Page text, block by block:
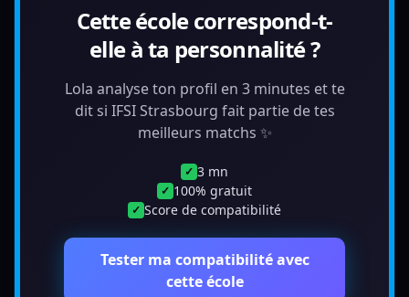
Cette école correspond-t-
elle à ta personnalité ?
Lola analyse ton profil en 3 minutes et te
dit si IFSI Strasbourg fait partie de tes
meilleurs matchs ✨
✓ 3 mn
✓ 100% gratuit
✓ Score de compatibilité
Tester ma compatibilité avec
cette école